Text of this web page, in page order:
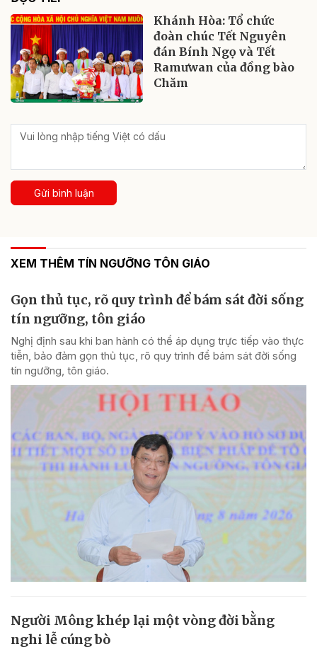
Khánh Hòa: Tổ chức
đoàn chúc Tết Nguyên
đán Bính Ngọ và Tết
Ramưwan của đồng bào
Chăm
Gửi bình luận
XEM THÊM TÍN NGƯỠNG TÔN GIÁO
Gọn thủ tục, rõ quy trình để bám sát đời sống
tín ngưỡng, tôn giáo
Nghị định sau khi ban hành có thể áp dụng trực tiếp vào thực
tiễn, bảo đảm gọn thủ tục, rõ quy trình để bám sát đời sống
tín ngưỡng, tôn giáo.
Người Mông khép lại một vòng đời bằng
nghi lễ cúng bò